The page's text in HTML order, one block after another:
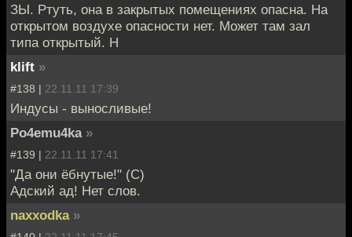
ЗЫ. Ртуть, она в закрытых помещениях опасна. На
открытом воздухе опасности нет. Может там зал
типа открытый. Н
klift »
#138 | 22.11.11 17:39
Индусы - выносливые!
Po4emu4ka »
#139 | 22.11.11 17:41
"Да они ёбнутые!" (C)
Адский ад! Нет слов.
naxxodka »